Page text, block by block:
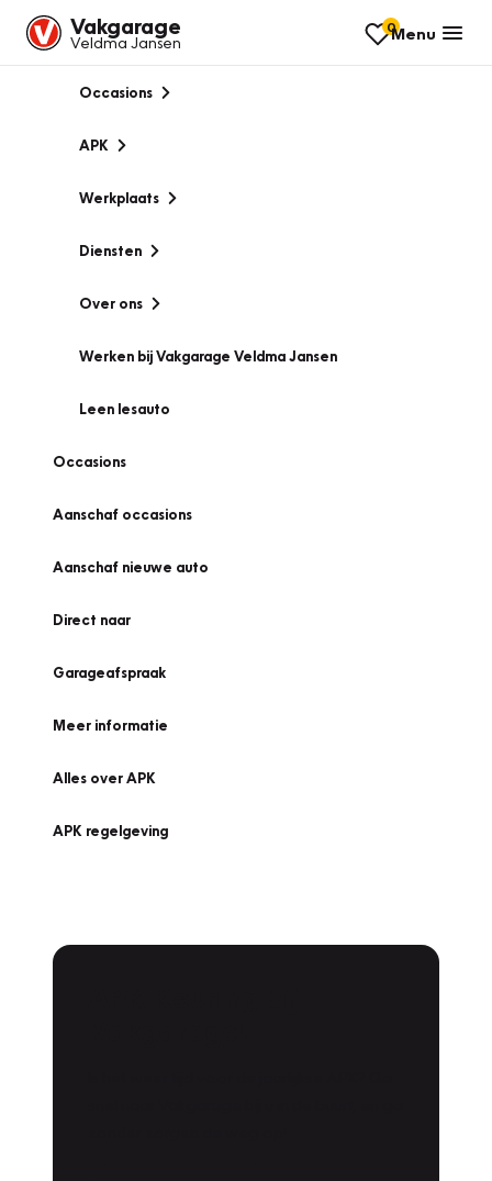
Vakgarage
Veldma Jansen
0Menu
Occasions
APK
Werkplaats
Diensten
Over ons
Werken bij Vakgarage Veldma Jansen
Leen lesauto
Occasions
Aanschaf occasions
Aanschaf nieuwe auto
Direct naar
Garageafspraak
Meer informatie
Alles over APK
APK regelgeving